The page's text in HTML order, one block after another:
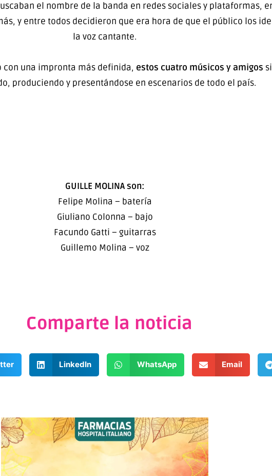
el nombre de la banda en redes sociales y plataformas,
y entre todos decidieron que era hora de que el público los
la voz cantante.
una impronta más definida, estos cuatro músicos y amigos
produciendo y presentándose en escenarios de todo el país.
GUILLE MOLINA son:
Felipe Molina – batería
Giuliano Colonna – bajo
Facundo Gatti – guitarras
Guillemo Molina – voz
Comparte la noticia
LinkedIn WhatsApp Email